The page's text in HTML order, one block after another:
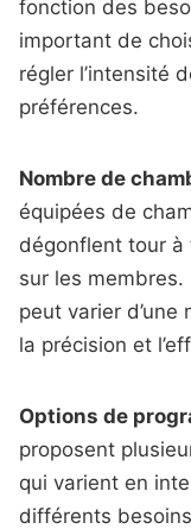
fonction des
important de
régler l’intensité
préférences.
Nombre de
équipées de
dégonflent tour à
sur les
peut varier d’une
la précision et
Options de
proposent
qui varient en
différents